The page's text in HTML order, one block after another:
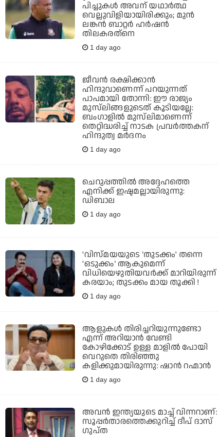
പിച്ചുകള്‍ അവന് യഥാര്‍ത്ഥ
വെല്ലുവിളിയായിരിക്കും; മുന്‍
ലങ്കന്‍ ബാറ്റര്‍ ഹര്‍ഷന്‍
തിലകരത്‌നെ
1 day ago
ജീവന്‍ രക്ഷിക്കാന്‍
ഹിന്ദുവാണെന്ന് പറയുന്നത്
പാപമായി തോന്നി: ഈ രാജ്യം
മുസ്‌ലിങ്ങളുടെത് കൂടിയല്ലേ:
ബംഗാളില്‍ മുസ്‌ലിമാണെന്ന്
തെറ്റിദ്ധരിച്ച് നാടക പ്രവര്‍ത്തകന്
ഹിന്ദുത്വ മര്‍ദനം
1 day ago
ചെറുപ്പത്തില്‍ അദ്ദേഹത്തെ
എനിക്ക് ഇഷ്ടമല്ലായിരുന്നു:
ഡിബാല
1 day ago
'വിസ്മയയുടെ 'തുടക്കം' തന്നെ
'ഒടുക്കം' ആകുമെന്ന്
വിധിയെഴുതിയവര്‍ക്ക് മാറിയിരുന്ന്
കരയാം; തുടക്കം മായ തൂക്കി !
1 day ago
ആളുകൾ തിരിച്ചറിയുന്നുണ്ടോ
എന്ന് അറിയാൻ വേണ്ടി
കോഴിക്കോട് ഉള്ള മാളിൽ പോയി
വെറുതെ തിരിഞ്ഞു
കളിക്കുമായിരുന്നു: ഷാൻ റഹ്മാൻ
1 day ago
അവന്‍ ഇന്ത്യയുടെ മാച്ച് വിന്നറാണ്:
സൂപ്പര്‍താരത്തെക്കുറിച്ച് ദീപ് ദാസ്
ഗുപ്ത